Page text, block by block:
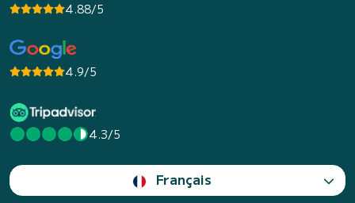
4.88/5
4.9/5
4.3/5
Français